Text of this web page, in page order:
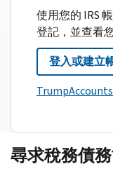
使用您的 IRS
登記，並查看
登入或建立
尋求稅務債